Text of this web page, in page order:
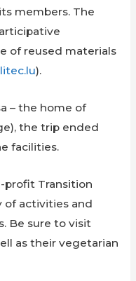
members. The
of reused materials
).
– the home of
the trip ended
facilities.
profit Transition
of activities and
Be sure to visit
as their vegetarian